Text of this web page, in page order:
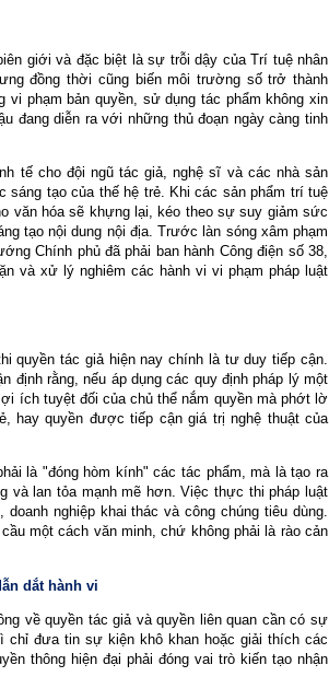
giới và đặc biệt là sự trỗi dậy của Trí tuệ nhân
đồng thời cũng biến môi trường số trở thành
phạm bản quyền, sử dụng tác phẩm không xin
đang diễn ra với những thủ đoạn ngày càng tinh
tế cho đội ngũ tác giả, nghệ sĩ và các nhà sản
sáng tạo của thế hệ trẻ. Khi các sản phẩm trí tuệ
văn hóa sẽ khựng lại, kéo theo sự suy giảm sức
tạo nội dung nội địa. Trước làn sóng xâm phạm
Chính phủ đã phải ban hành Công điện số 38,
và xử lý nghiêm các hành vi vi phạm pháp luật
quyền tác giả hiện nay chính là tư duy tiếp cận.
định rằng, nếu áp dụng các quy định pháp lý một
ích tuyệt đối của chủ thể nắm quyền mà phớt lờ
hay quyền được tiếp cận giá trị nghệ thuật của
là "đóng hòm kính" các tác phẩm, mà là tạo ra
và lan tỏa mạnh mẽ hơn. Việc thực thi pháp luật
nghiệp khai thác và công chúng tiêu dùng.
một cách văn minh, chứ không phải là rào cản
dắt hành vi
về quyền tác giả và quyền liên quan cần có sự
đưa tin sự kiện khô khan hoặc giải thích các
thông hiện đại phải đóng vai trò kiến tạo nhận